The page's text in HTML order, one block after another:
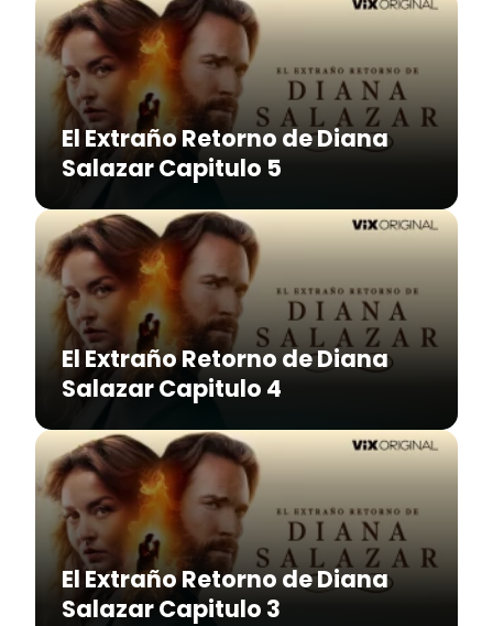
El Extraño Retorno de Diana
Salazar Capitulo 5
El Extraño Retorno de Diana
Salazar Capitulo 4
El Extraño Retorno de Diana
Salazar Capitulo 3